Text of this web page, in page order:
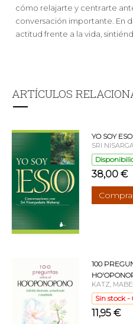
cómo relajarte y centrarte
conversación importante. En
actitud frente a la vida,
ARTÍCULOS
YO SOY ESO
SRI
38,00 €
100
KATZ, MABEL
Sin stock
11,95 €